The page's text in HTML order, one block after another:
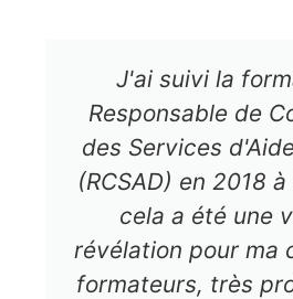
J'ai suivi la
Responsable de
des Services
(RCSAD) en 2018
cela a été une
révélation pour ma
formateurs, très